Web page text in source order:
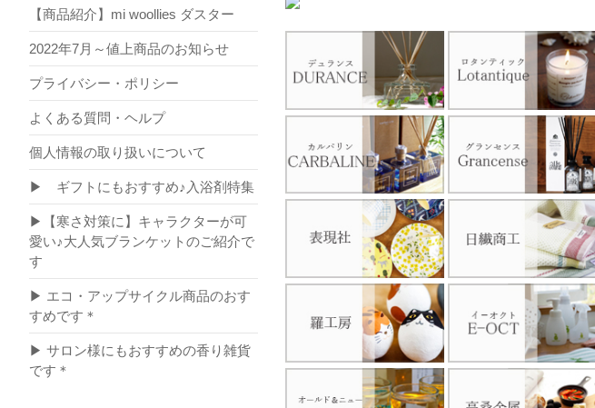
【商品紹介】mi woollies ダスター
2022年7月～値上商品のお知らせ
プライバシー・ポリシー
よくある質問・ヘルプ
個人情報の取り扱いについて
▶ ギフトにもおすすめ♪入浴剤特集
▶【寒さ対策に】キャラクターが可
愛い♪大人気ブランケットのご紹介で
す
▶ エコ・アップサイクル商品のおす
すめです＊
▶ サロン様にもおすすめの香り雑貨
です＊